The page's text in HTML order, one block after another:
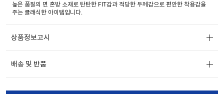
높은 품질의 면 혼방 소재로 탄탄한 FIT감과 적당한 두께감으로 편안한 착용감을
주는 클래식한 아이템입니다.
상품정보고시
배송 및 반품